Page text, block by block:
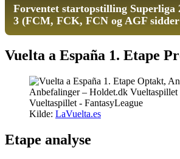
Forventet startopstilling Superliga
3 (FCM, FCK, FCN og AGF
Vuelta a España 1. Etape
Kilde: LaVuelta.es
Etape analyse